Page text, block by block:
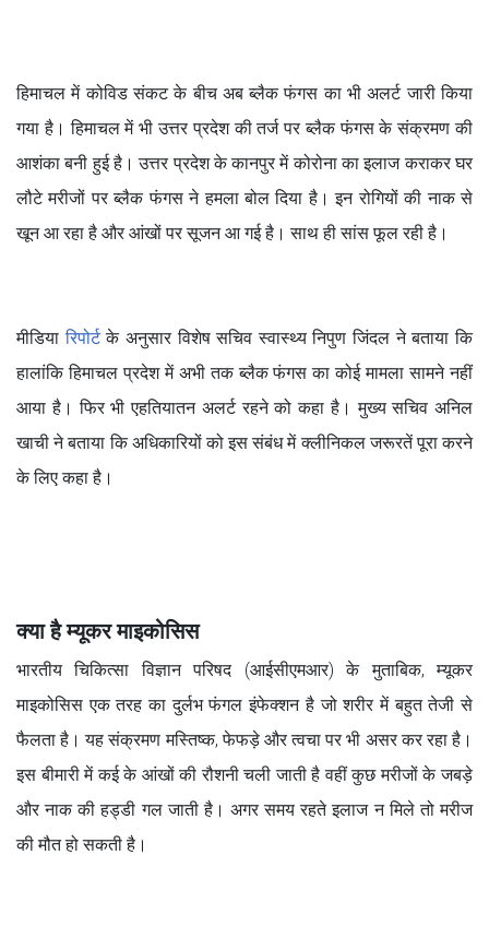
हिमाचल में कोविड संकट के बीच अब ब्लैक फंगस का भी अलर्ट जारी किया
गया है। हिमाचल में भी उत्तर प्रदेश की तर्ज पर ब्लैक फंगस के संक्रमण की
आशंका बनी हुई है। उत्तर प्रदेश के कानपुर में कोरोना का इलाज कराकर घर
लौटे मरीजों पर ब्लैक फंगस ने हमला बोल दिया है। इन रोगियों की नाक से
खून आ रहा है और आंखों पर सूजन आ गई है। साथ ही सांस फूल रही है।
मीडियारिपोर्टके अनुसार विशेष सचिव स्वास्थ्य निपुण जिंदल ने बताया कि
हालांकि हिमाचल प्रदेश में अभी तक ब्लैक फंगस का कोई मामला सामने नहीं
आया है। फिर भी एहतियातन अलर्ट रहने को कहा है। मुख्य सचिव अनिल
खाची ने बताया कि अधिकारियों को इस संबंध में क्लीनिकल जरूरतें पूरा करने
के लिए कहा है।
क्या है म्यूकर माइकोसिस
भारतीय चिकित्सा विज्ञान परिषद (आईसीएमआर) के मुताबिक, म्यूकर
माइकोसिस एक तरह का दुर्लभ फंगल इंफेक्शन है जो शरीर में बहुत तेजी से
फैलता है। यह संक्रमण मस्तिष्क, फेफड़े और त्वचा पर भी असर कर रहा है।
इस बीमारी में कई के आंखों की रौशनी चली जाती है वहीं कुछ मरीजों के जबड़े
और नाक की हड्डी गल जाती है। अगर समय रहते इलाज न मिले तो मरीज
की मौत हो सकती है।